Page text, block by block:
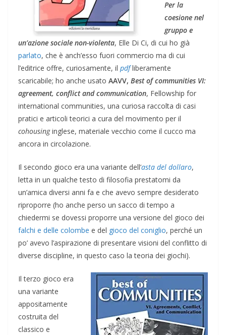
Per la
coesione nel
gruppo e
un’azione sociale non-violenta, Elle Di Ci, di cui ho già
parlato, che è anch’esso fuori commercio ma di cui
l’editrice offre, curiosamente, il pdfliberamente
scaricabile; ho anche usato AAVV, Best of communities VI:
agreement, conflict and communication, Fellowship for
international communities, una curiosa raccolta di casi
pratici e articoli teorici a cura del movimento per il
cohousinginglese, materiale vecchio come il cucco ma
ancora in circolazione.
Il secondo gioco era una variante dell’asta del dollaro,
letta in un qualche testo di filosofia prestatomi da
un’amica diversi anni fa e che avevo sempre desiderato
riproporre (ho anche perso un sacco di tempo a
chiedermi se dovessi proporre una versione del gioco dei
falchi e delle colombe e del gioco del coniglio, perché un
po’ avevo l’aspirazione di presentare visioni del conflitto di
diverse discipline, in questo caso la teoria dei giochi).
Il terzo gioco era
una variante
appositamente
costruita del
classico e